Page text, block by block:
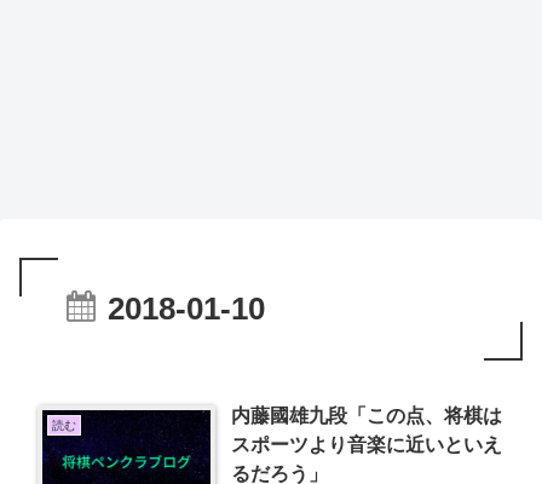
2018-01-10
読む
内藤國雄九段「この点、将棋は
スポーツより音楽に近いといえ
るだろう」